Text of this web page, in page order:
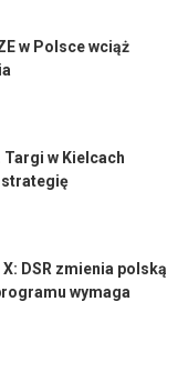
w Polsce wciąż
Targi w Kielcach
strategię
DSR zmienia polską
wymaga